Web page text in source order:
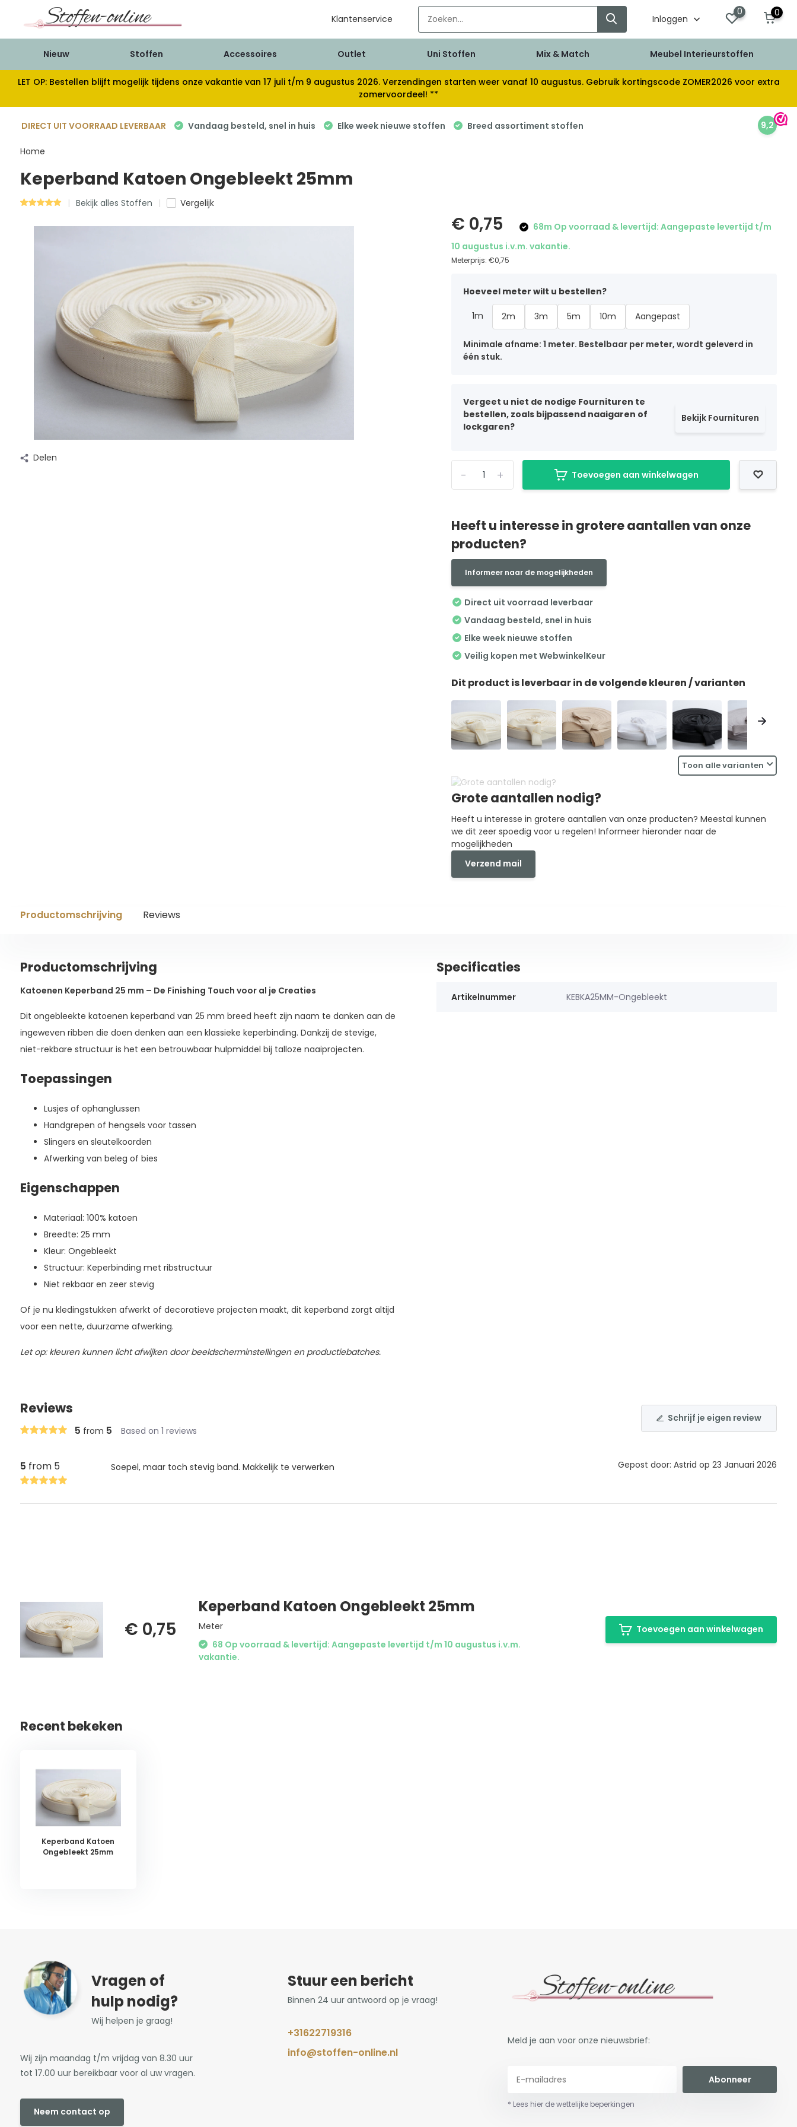
Klantenservice Inloggen
0 0
Nieuw Stoffen Accessoires Outlet Uni Stoffen Mix & Match Meubel Interieurstoffen
LET OP: Bestellen blijft mogelijk tijdens onze vakantie van 17 juli t/m 9 augustus 2026. Verzendingen starten weer vanaf 10 augustus. Gebruik kortingscode ZOMER2026 voor extra
zomervoordeel! **
DIRECT UIT VOORRAAD LEVERBAAR Vandaag besteld, snel in huis Elke week nieuwe stoffen Breed assortiment stoffen 9,2
Home
Keperband Katoen Ongebleekt 25mm
Bekijk alles Stoffen Vergelijk
Delen
€ 0,75
68m Op voorraad & levertijd: Aangepaste levertijd t/m
10 augustus i.v.m. vakantie.
Meterprijs:€0,75
Hoeveel meter wilt u bestellen?
1m 2m 3m 5m 10m Aangepast
Minimale afname: 1 meter. Bestelbaar per meter, wordt geleverd in
één stuk.
Vergeet u niet de nodige Fournituren te
bestellen, zoals bijpassend naaigaren of
lockgaren?
Bekijk Fournituren
+
- Toevoegen aan winkelwagen
Heeft u interesse in grotere aantallen van onze
producten?
Informeer naar de mogelijkheden
Direct uit voorraad leverbaar
Vandaag besteld, snel in huis
Elke week nieuwe stoffen
Veilig kopen met WebwinkelKeur
Dit product is leverbaar in de volgende kleuren / varianten
Toon alle varianten
Grote aantallen nodig?
Heeft u interesse in grotere aantallen van onze producten? Meestal kunnen
we dit zeer spoedig voor u regelen! Informeer hieronder naar de
mogelijkheden
Verzend mail
Productomschrijving Reviews
Productomschrijving
Katoenen Keperband 25 mm – De Finishing Touch voor al je Creaties
Dit ongebleekte katoenen keperband van 25 mm breed heeft zijn naam te danken aan de
ingeweven ribben die doen denken aan een klassieke keperbinding. Dankzij de stevige,
niet-rekbare structuur is het een betrouwbaar hulpmiddel bij talloze naaiprojecten.
Toepassingen
Lusjes of ophanglussen
Handgrepen of hengsels voor tassen
Slingers en sleutelkoorden
Afwerking van beleg of bies
Eigenschappen
Materiaal: 100% katoen
Breedte: 25 mm
Kleur: Ongebleekt
Structuur: Keperbinding met ribstructuur
Niet rekbaar en zeer stevig
Of je nu kledingstukken afwerkt of decoratieve projecten maakt, dit keperband zorgt altijd
voor een nette, duurzame afwerking.
Let op: kleuren kunnen licht afwijken door beeldscherminstellingen en productiebatches.
Specificaties
Artikelnummer KEBKA25MM-Ongebleekt
Reviews
5 from 5 Based on 1 reviews
Schrijf je eigen review
5 from 5 Soepel, maar toch stevig band. Makkelijk te verwerken Gepost door: Astrid op 23 Januari 2026
€ 0,75
Keperband Katoen Ongebleekt 25mm
Meter
68 Op voorraad & levertijd: Aangepaste levertijd t/m 10 augustus i.v.m.
vakantie.
Toevoegen aan winkelwagen
Recent bekeken
Keperband Katoen
Ongebleekt 25mm
Vragen of
hulp nodig?
Wij helpen je graag!
Wij zijn maandag t/m vrijdag van 8.30 uur
tot 17.00 uur bereikbaar voor al uw vragen.
Neem contact op
Stuur een bericht
Binnen 24 uur antwoord op je vraag!
+31622719316
info@stoffen-online.nl
Meld je aan voor onze nieuwsbrief:
Abonneer
* Lees hier de wettelijke beperkingen